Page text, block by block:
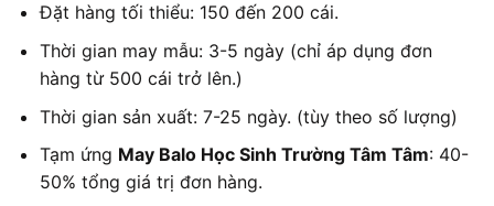
Đặt hàng tối thiểu: 150 đến 200 cái.
Thời gian may mẫu: 3-5 ngày (chỉ áp dụng đơn
hàng từ 500 cái trở lên.)
Thời gian sản xuất: 7-25 ngày. (tùy theo số lượng)
Tạm ứng May Balo Học Sinh Trường Tâm Tâm: 40-
50% tổng giá trị đơn hàng.